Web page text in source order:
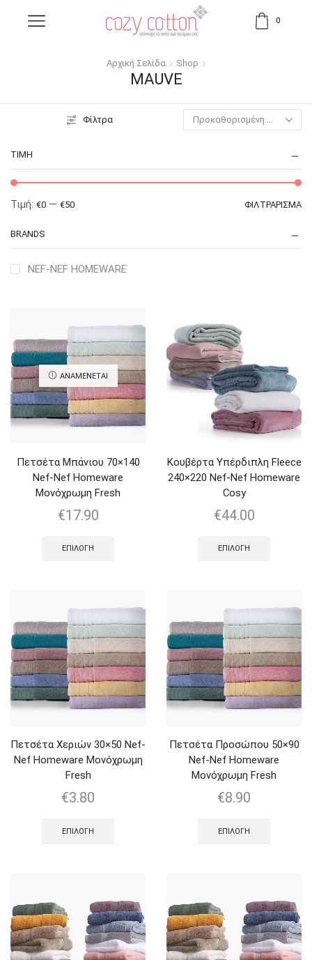
0
Αρχική Σελίδα Shop
MAUVE
Φίλτρα
ΤΙΜΉ
ΦΙΛΤΡΆΡΙΣΜΑ
Τιμή: €0 — €50
BRANDS
NEF-NEF HOMEWARE
ΑΝΑΜΈΝΕΤΑΙ
Πετσέτα Μπάνιου 70×140
Nef-Nef Homeware
Μονόχρωμη Fresh
€17.90
ΕΠΙΛΟΓΉ
Κουβέρτα Υπέρδιπλη Fleece
240×220 Nef-Nef Homeware
Cosy
€44.00
ΕΠΙΛΟΓΉ
Πετσέτα Χεριών 30×50 Nef-
Nef Homeware Μονόχρωμη
Fresh
€3.80
ΕΠΙΛΟΓΉ
Πετσέτα Προσώπου 50×90
Nef-Nef Homeware
Μονόχρωμη Fresh
€8.90
ΕΠΙΛΟΓΉ